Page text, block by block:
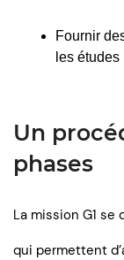
Fournir
les
Un
phases
La mission G1
qui permettent